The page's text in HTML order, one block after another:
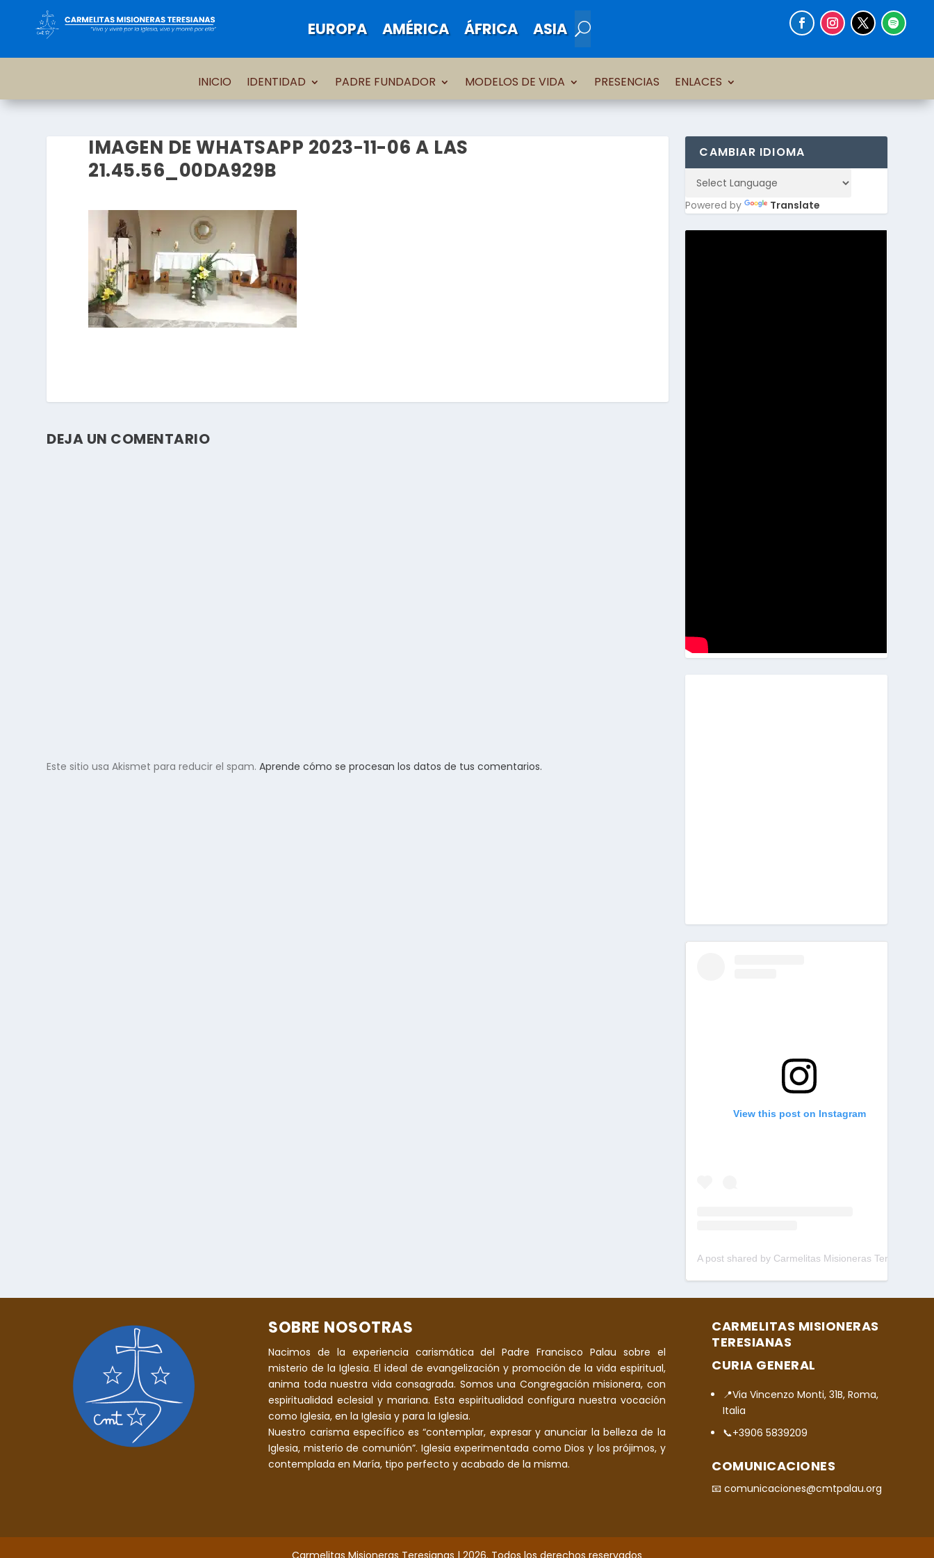
EUROPA AMÉRICA ÁFRICA ASIA
INICIO IDENTIDAD PADRE FUNDADOR MODELOS DE VIDA PRESENCIAS ENLACES
IMAGEN DE WHATSAPP 2023-11-06 A LAS
21.45.56_00DA929B
DEJA UN COMENTARIO
Este sitio usa Akismet para reducir el spam.Aprende cómo se procesan los datos de tus comentarios.
CAMBIAR IDIOMA
Powered by Translate
View this post on Instagram
SOBRE NOSOTRAS
Nacimos de la experiencia carismática del Padre Francisco Palau sobre el
misterio de la Iglesia. El ideal de evangelización y promoción de la vida espiritual,
anima toda nuestra vida consagrada. Somos una Congregación misionera, con
espiritualidad eclesial y mariana. Esta espiritualidad configura nuestra vocación
como Iglesia, en la Iglesia y para la Iglesia.
Nuestro carisma específico es “contemplar, expresar y anunciar la belleza de la
Iglesia, misterio de comunión”. Iglesia experimentada como Dios y los prójimos, y
contemplada en María, tipo perfecto y acabado de la misma.
CARMELITAS MISIONERAS
TERESIANAS
CURIA GENERAL
📍Via Vincenzo Monti, 31B, Roma,
Italia
📞+3906 5839209
COMUNICACIONES
📧 comunicaciones@cmtpalau.org